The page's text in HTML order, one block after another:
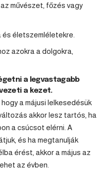
művészet, főzés vagy
életszemléletekre.
azokra a dolgokra,
a legvastagabb
a kezet.
a májusi lelkesedésük
akkor lesz tartós, ha
a csúcsot elérni. A
és ha megtanulják
érést, akkor a május az
az évben.